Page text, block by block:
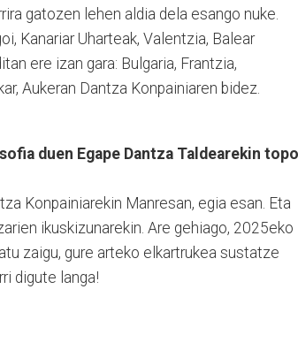
gatozen lehen aldia dela esango nuke.
Kanariar Uharteak, Valentzia, Balear
ere izan gara: Bulgaria, Frantzia,
Aukeran Dantza Konpainiaren bidez.
duen Egape Dantza Taldearekin topo
Konpainiarekin Manresan, egia esan. Eta
ikuskizunarekin. Are gehiago, 2025eko
zaigu, gure arteko elkartrukea sustatze
digute langa!